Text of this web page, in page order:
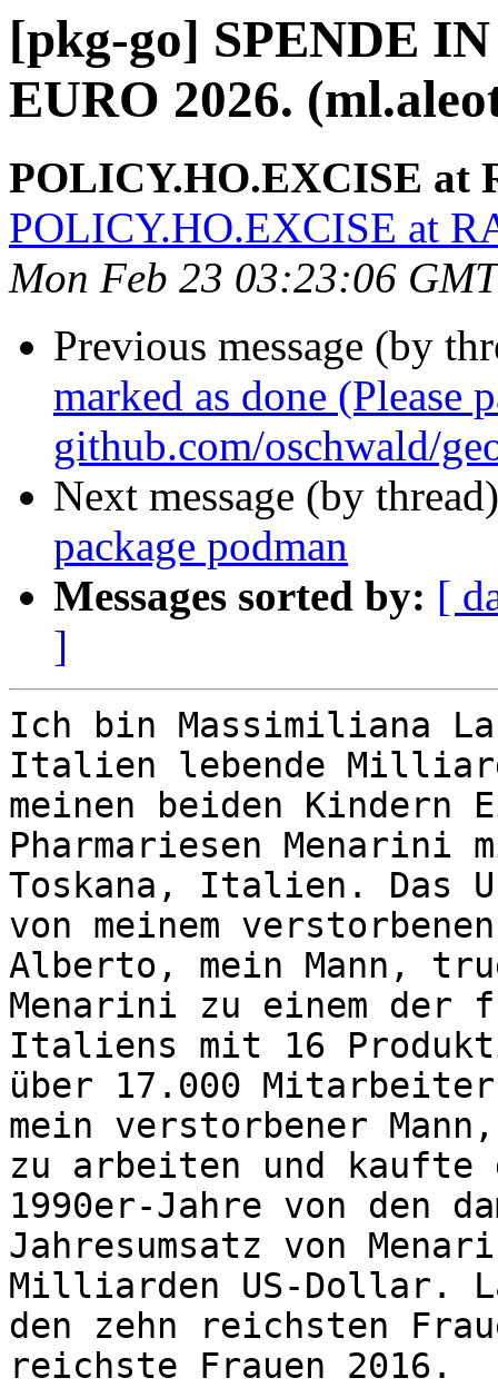
[pkg-go] SPENDE
EURO 2026.
POLICY.HO.EXCISE at
POLICY.HO.EXCISE at
Mon Feb 23 03:23:06
Previous message (by
marked as done (Please
github.com/oschwald/
Next message (by
package podman
Messages sorted by: [
]
Ich bin Massimiliana
Italien lebende
meinen beiden Kindern
Pharmariesen
Toskana, Italien. Das
von meinem
Alberto, mein Mann,
Menarini zu einem der
Italiens mit 16
über 17.000
mein verstorbener
zu arbeiten und kaufte
1990er-Jahre von den
Jahresumsatz von
Milliarden US-Dollar.
den zehn reichsten
reichste Frauen 2016.